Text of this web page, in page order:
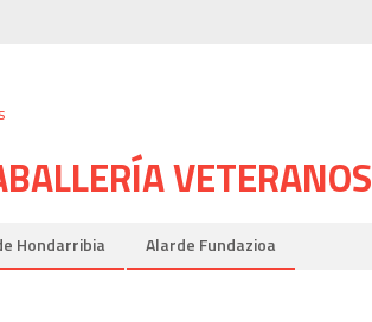
VETERANOS
Hondarribia Alarde Fundazioa